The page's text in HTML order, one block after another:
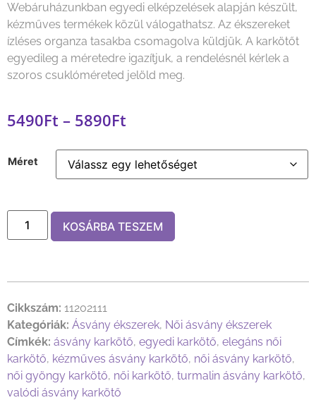
Webáruházunkban egyedi elképzelések alapján készült,
kézműves termékek közül válogathatsz. Az ékszereket
ízléses organza tasakba csomagolva küldjük. A karkötőt
egyedileg a méretedre igazítjuk, a rendelésnél kérlek a
szoros csuklóméreted jelöld meg.
5490Ft – 5890Ft
Méret
KOSÁRBA TESZEM
Cikkszám: 11202111
Kategóriák: Ásvány ékszerek, Női ásvány ékszerek
Címkék: ásvány karkötő, egyedi karkötő, elegáns női
karkötő, kézműves ásvány karkötő, női ásvány karkötő,
női gyöngy karkötő, női karkötő, turmalin ásvány karkötő,
valódi ásvány karkötő